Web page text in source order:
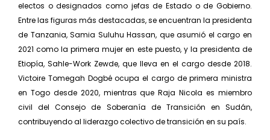
electos o designados como jefas de Estado o de Gobierno.
Entre las figuras más destacadas, se encuentran la presidenta
de Tanzania, Samia Suluhu Hassan, que asumió el cargo en
2021 como la primera mujer en este puesto, y la presidenta de
Etiopía, Sahle-Work Zewde, que lleva en el cargo desde 2018.
Victoire Tomegah Dogbé ocupa el cargo de primera ministra
en Togo desde 2020, mientras que Raja Nicola es miembro
civil del Consejo de Soberanía de Transición en Sudán,
contribuyendo al liderazgo colectivo de transición en su país.